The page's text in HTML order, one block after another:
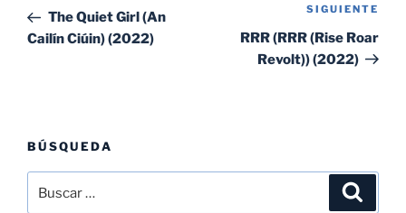
entradas
anterior:
The Quiet Girl (An
Cailín Ciúin) (2022)
SIGUIENTE
RRR (RRR (Rise Roar
Revolt)) (2022)
BÚSQUEDA
por: